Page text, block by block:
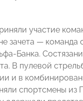
участие
зачета — команда
Банка.
В пулевой
и в
спортсмены из